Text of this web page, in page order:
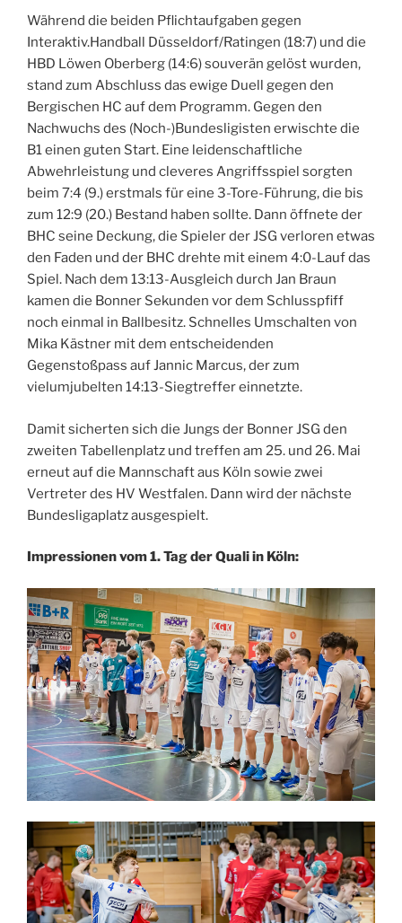
Während die beiden Pflichtaufgaben gegen
Interaktiv.Handball Düsseldorf/Ratingen (18:7) und die
HBD Löwen Oberberg (14:6) souverän gelöst wurden,
stand zum Abschluss das ewige Duell gegen den
Bergischen HC auf dem Programm. Gegen den
Nachwuchs des (Noch-)Bundesligisten erwischte die
B1 einen guten Start. Eine leidenschaftliche
Abwehrleistung und cleveres Angriffsspiel sorgten
beim 7:4 (9.) erstmals für eine 3-Tore-Führung, die bis
zum 12:9 (20.) Bestand haben sollte. Dann öffnete der
BHC seine Deckung, die Spieler der JSG verloren etwas
den Faden und der BHC drehte mit einem 4:0-Lauf das
Spiel. Nach dem 13:13-Ausgleich durch Jan Braun
kamen die Bonner Sekunden vor dem Schlusspfiff
noch einmal in Ballbesitz. Schnelles Umschalten von
Mika Kästner mit dem entscheidenden
Gegenstoßpass auf Jannic Marcus, der zum
vielumjubelten 14:13-Siegtreffer einnetzte.
Damit sicherten sich die Jungs der Bonner JSG den
zweiten Tabellenplatz und treffen am 25. und 26. Mai
erneut auf die Mannschaft aus Köln sowie zwei
Vertreter des HV Westfalen. Dann wird der nächste
Bundesligaplatz ausgespielt.
Impressionen vom 1. Tag der Quali in Köln: